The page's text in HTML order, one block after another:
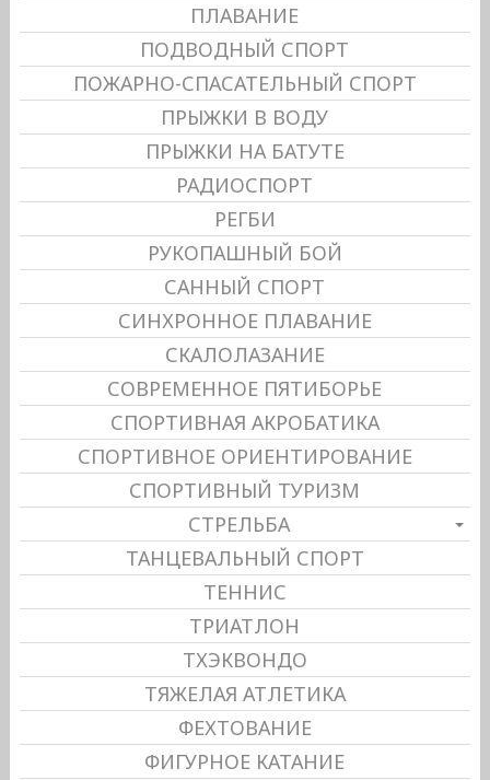
ПЛАВАНИЕ
ПОДВОДНЫЙ СПОРТ
ПОЖАРНО-СПАСАТЕЛЬНЫЙ СПОРТ
ПРЫЖКИ В ВОДУ
ПРЫЖКИ НА БАТУТЕ
РАДИОСПОРТ
РЕГБИ
РУКОПАШНЫЙ БОЙ
САННЫЙ СПОРТ
СИНХРОННОЕ ПЛАВАНИЕ
СКАЛОЛАЗАНИЕ
СОВРЕМЕННОЕ ПЯТИБОРЬЕ
СПОРТИВНАЯ АКРОБАТИКА
СПОРТИВНОЕ ОРИЕНТИРОВАНИЕ
СПОРТИВНЫЙ ТУРИЗМ
СТРЕЛЬБА
ТАНЦЕВАЛЬНЫЙ СПОРТ
ТЕННИС
ТРИАТЛОН
ТХЭКВОНДО
ТЯЖЕЛАЯ АТЛЕТИКА
ФЕХТОВАНИЕ
ФИГУРНОЕ КАТАНИЕ